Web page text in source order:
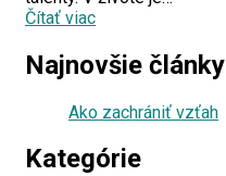
Čítať viac
Najnovšie články
Ako zachrániť vzťah
Kategórie